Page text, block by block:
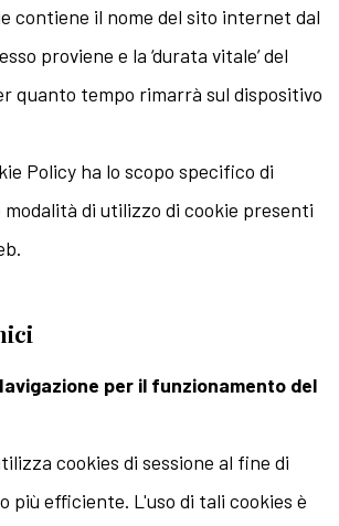
contiene il nome del sito internet dal
proviene e la ‘durata vitale’ del
quanto tempo rimarrà sul dispositivo
Policy ha lo scopo specifico di
di utilizzo di cookie presenti
per il funzionamento del
cookies di sessione al fine di
più efficiente. L'uso di tali cookies è